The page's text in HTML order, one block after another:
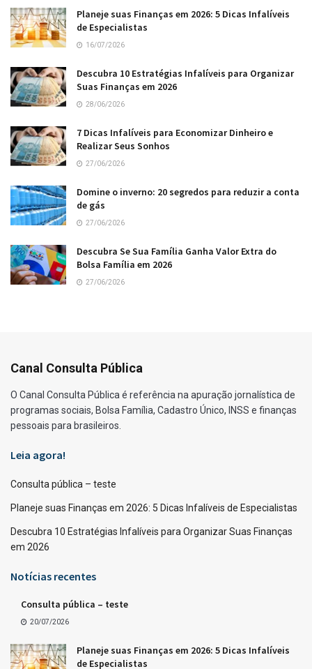
Planeje suas Finanças em 2026: 5 Dicas Infalíveis
de Especialistas
16/07/2026
Descubra 10 Estratégias Infalíveis para Organizar
Suas Finanças em 2026
28/06/2026
7 Dicas Infalíveis para Economizar Dinheiro e
Realizar Seus Sonhos
27/06/2026
Domine o inverno: 20 segredos para reduzir a conta
de gás
27/06/2026
Descubra Se Sua Família Ganha Valor Extra do
Bolsa Família em 2026
27/06/2026
Canal Consulta Pública
O Canal Consulta Pública é referência na apuração jornalística de
programas sociais, Bolsa Família, Cadastro Único, INSS e finanças
pessoais para brasileiros.
Leia agora!
Consulta pública – teste
Planeje suas Finanças em 2026: 5 Dicas Infalíveis de Especialistas
Descubra 10 Estratégias Infalíveis para Organizar Suas Finanças
em 2026
Notícias recentes
Consulta pública – teste
20/07/2026
Planeje suas Finanças em 2026: 5 Dicas Infalíveis
de Especialistas